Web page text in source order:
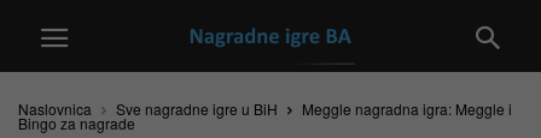
Naslovnica Sve nagradne igre u BiH Meggle nagradna igra: Meggle i
Bingo za nagrade